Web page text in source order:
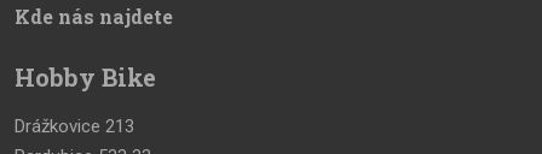
Kde nás najdete
Hobby Bike
Drážkovice 213